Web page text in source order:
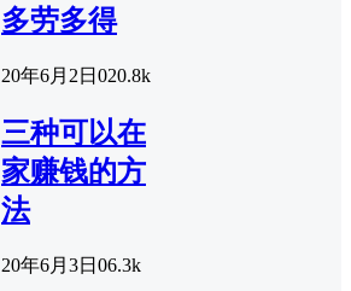
多劳多得
20年6月2日 020.8k
三种可以在
家赚钱的方
法
20年6月3日 06.3k